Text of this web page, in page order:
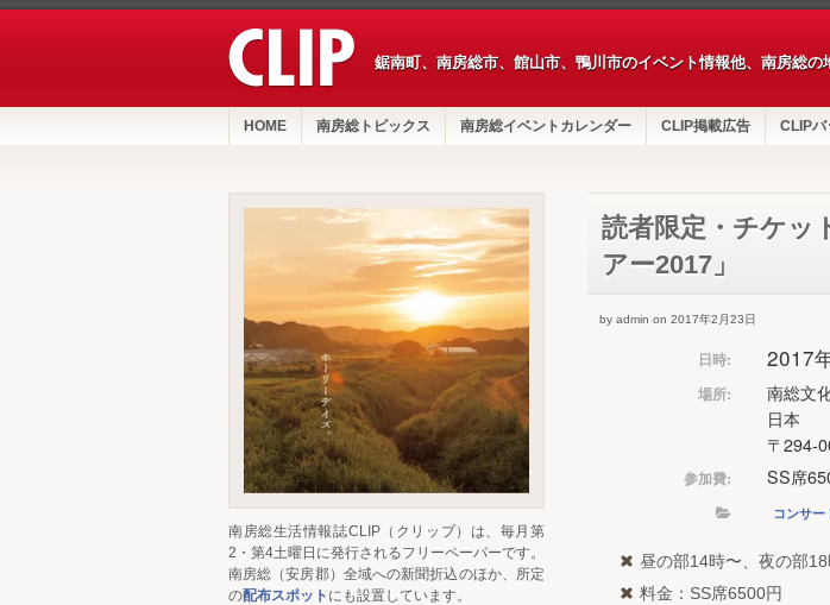
鋸南町、南房総市、館山市、鴨川市のイベント情報他、南房総の
HOME 南房総トピックス 南房総イベントカレンダー CLIP掲載広告 CLIPバ
読者限定・チケッ
アー2017」
by admin on 2017年2月23日
日時: 2017
場所:
南総文
日本
〒294-
参加費: SS席
コンサ
昼の部14時〜、夜の部18
料金：SS席6500円
南房総生活情報誌CLIP（クリップ）は、毎月第
2・第4土曜日に発行されるフリーペーパーです。
南房総（安房郡）全域への新聞折込のほか、所定
の配布スポット にも設置しています。